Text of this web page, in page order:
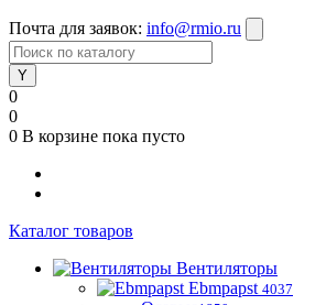
Почта для заявок: info@rmio.ru
0
0
0 В корзине пока пусто
Каталог товаров
Вентиляторы
Ebmpapst 4037